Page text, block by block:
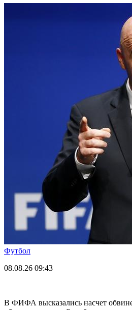
Футбол
08.08.26 09:43
В ФИФА высказались насчет